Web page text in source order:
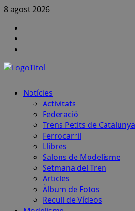
Skip
content
8 agost 2026
FCAF
Telegram
PrimaryNotícies
Activitats
Federació
Trens Petits de Catalunya
Ferrocarril
Llibres
Salons de Modelisme
Setmana del Tren
Articles
Àlbum de Fotos
Recull de Vídeos